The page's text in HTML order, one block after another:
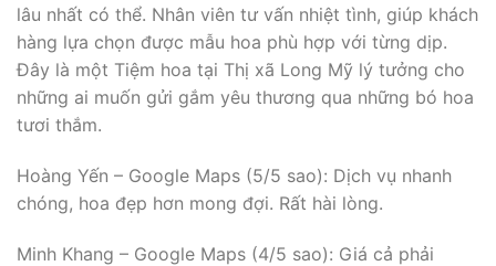
lâu nhất có thể. Nhân viên tư vấn nhiệt tình, giúp khách
hàng lựa chọn được mẫu hoa phù hợp với từng dịp.
Đây là một Tiệm hoa tại Thị xã Long Mỹ lý tưởng cho
những ai muốn gửi gắm yêu thương qua những bó hoa
tươi thắm.
Hoàng Yến – Google Maps (5/5 sao): Dịch vụ nhanh
chóng, hoa đẹp hơn mong đợi. Rất hài lòng.
Minh Khang – Google Maps (4/5 sao): Giá cả phải